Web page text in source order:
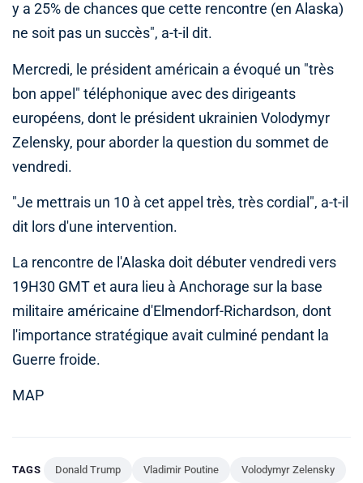
y a 25% de chances que cette rencontre (en Alaska)
ne soit pas un succès", a-t-il dit.
Mercredi, le président américain a évoqué un "très
bon appel" téléphonique avec des dirigeants
européens, dont le président ukrainien Volodymyr
Zelensky, pour aborder la question du sommet de
vendredi.
"Je mettrais un 10 à cet appel très, très cordial", a-t-il
dit lors d'une intervention.
La rencontre de l'Alaska doit débuter vendredi vers
19H30 GMT et aura lieu à Anchorage sur la base
militaire américaine d'Elmendorf-Richardson, dont
l'importance stratégique avait culminé pendant la
Guerre froide.
MAP
TAGS Donald Trump Vladimir Poutine Volodymyr Zelensky